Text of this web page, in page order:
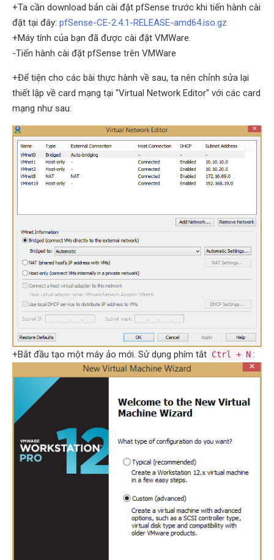
+Ta cần download bản cài đặt pfSense trước khi tiến hành cài
đặt tại đây: pfSense-CE-2.4.1-RELEASE-amd64.iso.gz
+Máy tính của bạn đã được cài đặt VMWare.
-Tiến hành cài đặt pfSense trên VMWare
+Để tiện cho các bài thực hành về sau, ta nên chỉnh sửa lại
thiết lập về card mạng tại "Virtual Network Editor" với các card
mạng như sau:
+Bắt đầu tạo một máy ảo mới. Sử dụng phím tắt Ctrl + N :